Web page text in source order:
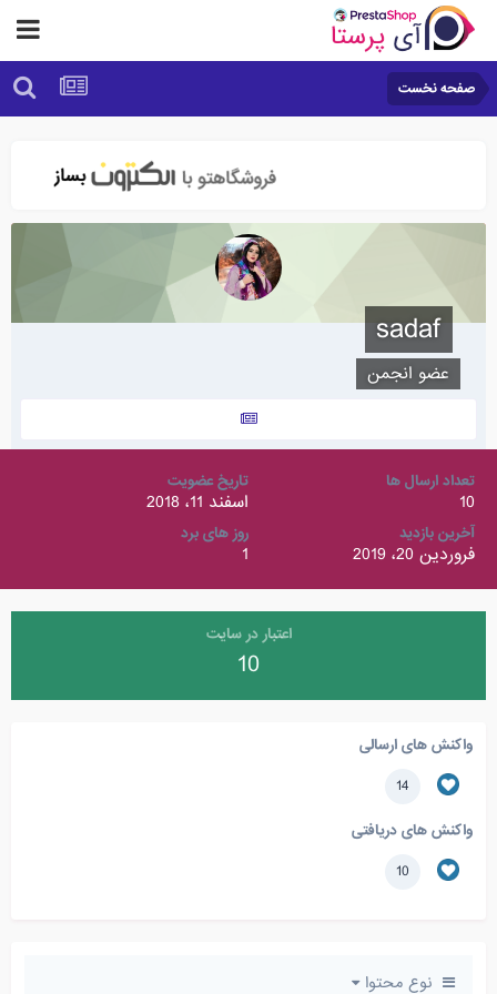
صفحه نخست
sadaf
عضو انجمن
تعداد ارسال ها
10
تاریخ عضویت
اسفند 11، 2018
آخرین بازدید
فروردین 20، 2019
روز های برد
1
اعتبار در سایت
10
واکنش های ارسالی
14
واکنش های دریافتی
10
نوع محتوا